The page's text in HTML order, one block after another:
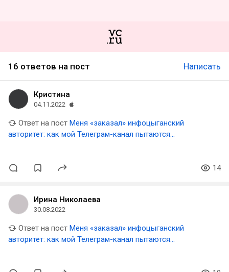
16 ответов на пост Написать
Кристина
04.11.2022
Ответ на пост Меня «заказал» инфоцыганский
авторитет: как мой Телеграм-канал пытаются
14
Ирина Николаева
30.08.2022
Ответ на пост Меня «заказал» инфоцыганский
авторитет: как мой Телеграм-канал пытаются